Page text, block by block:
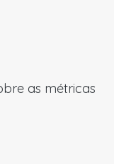
as métricas